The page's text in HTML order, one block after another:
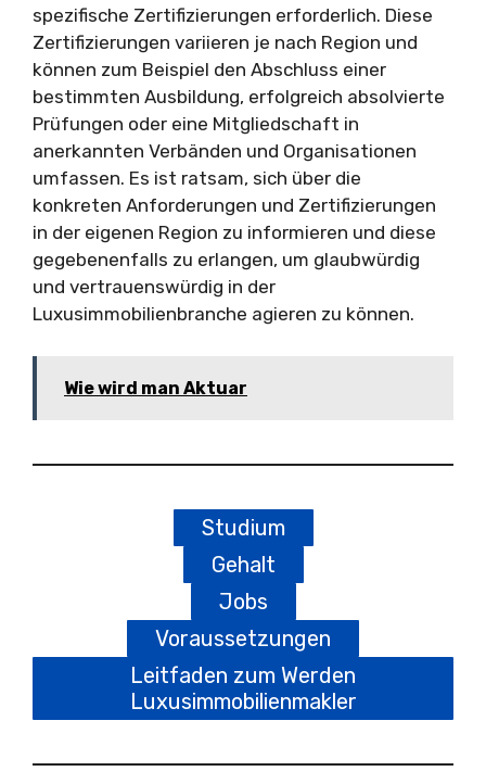
spezifische Zertifizierungen erforderlich. Diese
Zertifizierungen variieren je nach Region und
können zum Beispiel den Abschluss einer
bestimmten Ausbildung, erfolgreich absolvierte
Prüfungen oder eine Mitgliedschaft in
anerkannten Verbänden und Organisationen
umfassen. Es ist ratsam, sich über die
konkreten Anforderungen und Zertifizierungen
in der eigenen Region zu informieren und diese
gegebenenfalls zu erlangen, um glaubwürdig
und vertrauenswürdig in der
Luxusimmobilienbranche agieren zu können.
Wie wird man Aktuar
Studium
Gehalt
Jobs
Voraussetzungen
Leitfaden zum Werden
Luxusimmobilienmakler